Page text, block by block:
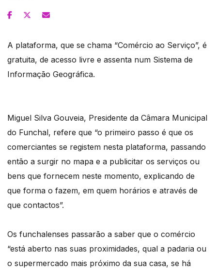
A plataforma, que se chama “Comércio ao Serviço”, é
gratuita, de acesso livre e assenta num Sistema de
Informação Geográfica.
Miguel Silva Gouveia, Presidente da Câmara Municipal
do Funchal, refere que “o primeiro passo é que os
comerciantes se registem nesta plataforma, passando
então a surgir no mapa e a publicitar os serviços ou
bens que fornecem neste momento, explicando de
que forma o fazem, em quem horários e através de
que contactos”.
Os funchalenses passarão a saber que o comércio
“está aberto nas suas proximidades, qual a padaria ou
o supermercado mais próximo da sua casa, se há